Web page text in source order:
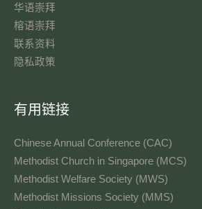
华语崇拜
榕语崇拜
联系资料​
隐私政策
有用链接
Chinese Annual Conference (CAC)
Methodist Church in Singapore (MCS)
Methodist Welfare Society (MWS)
Methodist Missions Society (MMS)